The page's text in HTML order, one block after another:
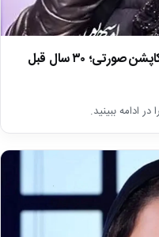
۳۰ سال قبل
ادامه ببینید.